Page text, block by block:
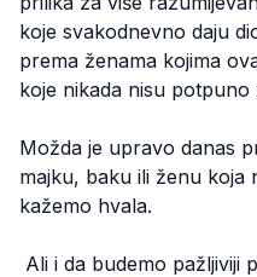
koje svakodnevno daju
prema ženama kojima
koje nikada nisu potpuno
Možda je upravo danas
majku, baku ili ženu koja
kažemo hvala.
Ali i da budemo pažljiviji